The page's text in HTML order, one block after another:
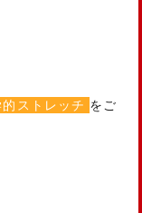
ストレッチ をご